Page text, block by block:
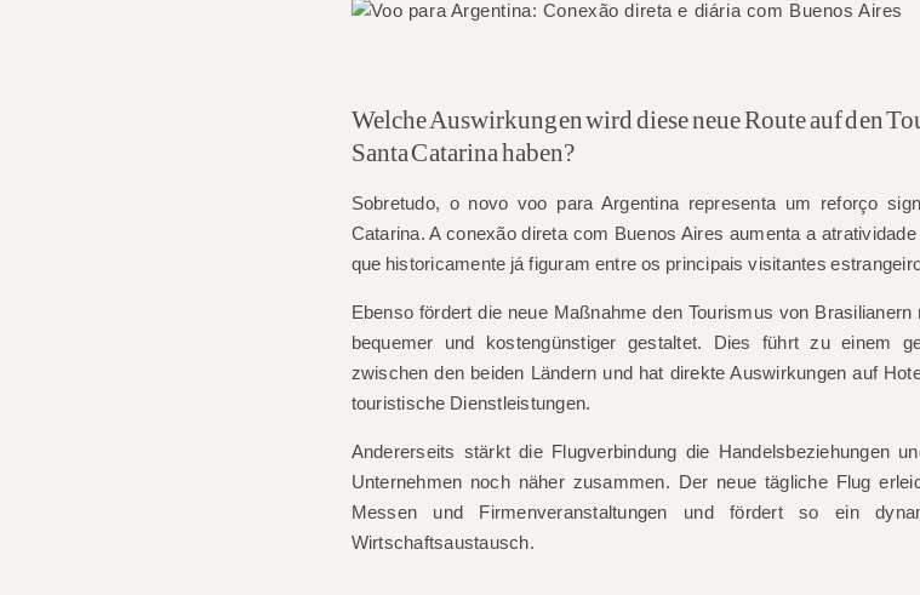
Welche Auswirkungen wird diese neue Route auf den
Santa Catarina haben?
Sobretudo, o novo voo para Argentina representa um reforço
Catarina. A conexão direta com Buenos Aires aumenta a atratividade
que historicamente já figuram entre os principais visitantes
Ebenso fördert die neue Maßnahme den Tourismus von
bequemer und kostengünstiger gestaltet. Dies führt zu einem
zwischen den beiden Ländern und hat direkte Auswirkungen auf
touristische Dienstleistungen.
Andererseits stärkt die Flugverbindung die Handelsbeziehungen
Unternehmen noch näher zusammen. Der neue tägliche Flug
Messen und Firmenveranstaltungen und fördert so ein
Wirtschaftsaustausch.